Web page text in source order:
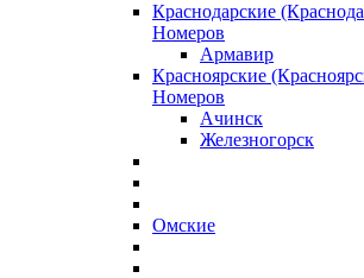
Краснодарские
Номеров
Армавир
Красноярские
Номеров
Ачинск
Железногорск
Омские